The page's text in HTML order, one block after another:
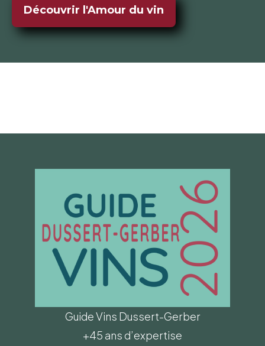
Découvrir l'Amour du vin
Guide Vins Dussert-Gerber
+45 ans d’expertise